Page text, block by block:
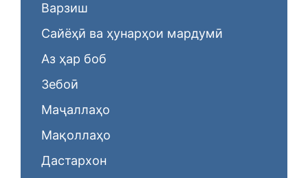
Варзиш
Сайёҳӣ ва ҳунарҳои мардумӣ
Аз ҳар боб
Зебоӣ
Маҷаллаҳо
Мақоллаҳо
Дастархон